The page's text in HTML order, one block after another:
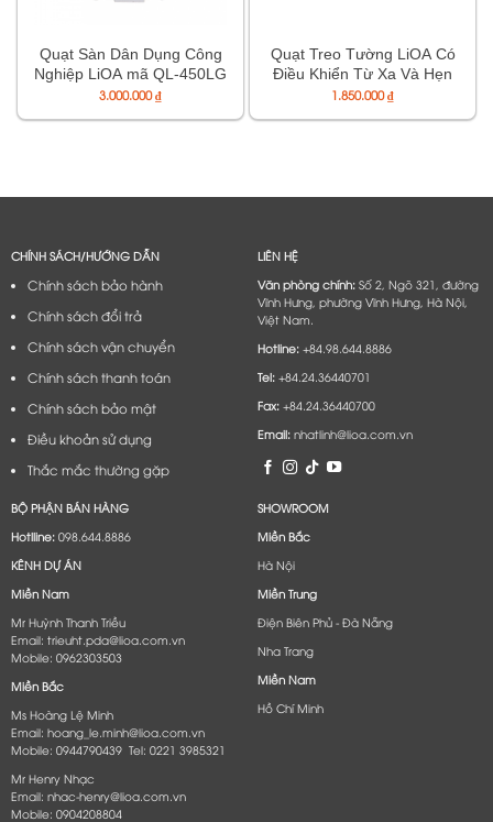
Quạt Sàn Dân Dụng Công
Nghiệp LiOA mã QL-450LG
3.000.000₫
Quạt Treo Tường LiOA Có
Điều Khiển Từ Xa Và Hẹn
Giờ LiOA mã QT-409
1.850.000₫
CHÍNH SÁCH/HƯỚNG DẪN
Chính sách bảo hành
Chính sách đổi trả
Chính sách vận chuyển
Chính sách thanh toán
Chính sách bảo mật
Điều khoản sử dụng
Thắc mắc thường gặp
LIÊN HỆ
Văn phòng chính:Số 2, Ngõ 321, đường
Vĩnh Hưng, phường Vĩnh Hưng, Hà Nội,
Việt Nam.
Hotline:+84.98.644.8886
Tel:+84.24.36440701
Fax:+84.24.36440700
Email:nhatlinh@lioa.com.vn
BỘ PHẬN BÁN HÀNG
Hotlline:098.644.8886
KÊNH DỰ ÁN
Miền Nam
Mr Huỳnh Thanh Triều
Email: trieuht.pda@lioa.com.vn
Mobile: 0962303503
Miền Bắc
Ms Hoàng Lệ Minh
Email: hoang_le.minh@lioa.com.vn
Mobile: 0944790439 Tel: 0221 3985321
Mr Henry Nhạc
Email: nhac-henry@lioa.com.vn
Mobile: 0904208804
SHOWROOM
Miền Bắc
Hà Nội
Miền Trung
Điện Biên Phủ - Đà Nẵng​
Nha Trang
Miền Nam
Hồ Chí Minh